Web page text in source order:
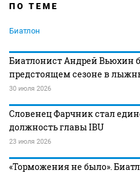
ПО ТЕМЕ
Биатлон
Биатлонист Андрей Вьюхин
предстоящем сезоне в
30 июля 2026
Словенец Фарчник стал
должность главы IBU
23 июля 2026
«Торможения не было».